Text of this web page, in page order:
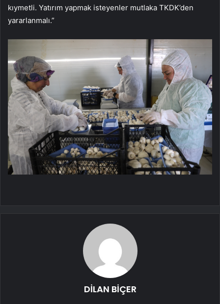
kıymetli. Yatırım yapmak isteyenler mutlaka TKDK’den
yararlanmalı.”
DİLAN BİÇER